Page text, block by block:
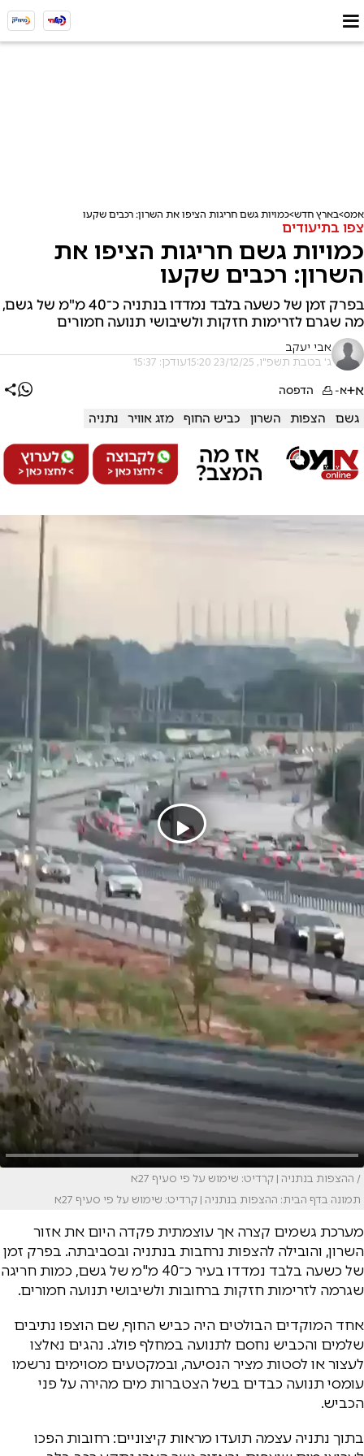
אמס בארץ חדש כמויות גשם חריגות הציפו את השרון: רכבים שקעו
צפו בתיעודים
כמויות גשם חריגות הציפו את
השרון: רכבים שקעו
בפרק זמן של כשעה בלבד נמדדו בנתניה כ־40 מ"מ של גשם,
מה שגרם לזרימות חזקות ולשיבושי תנועה חמורים
אבי יעקב
ג' בטבת תשפ"ו, 23/12/25 15:20 עודכן: 15:37
א+א- הדפסה
גשם הצפות השרון כביש החוף מזג אוויר נתניה
/ ההצפות בנתניה | קרדיט: שימוש על פי סעיף 27א
תמונה בדף הבית: ההצפות בנתניה | קרדיט: שימוש על פי סעיף 27א
מערכת גשמים קצרה אך עוצמתית פקדה היום את אזור
השרון, והובילה להצפות נרחבות בנתניה ובסביבתה. בפרק זמן
של כשעה בלבד נמדדו בעיר כ־40 מ"מ של גשם, כמות חריגה
שגרמה לזרימות חזקות ברחובות ולשיבושי תנועה חמורים.
אחד המוקדים הבולטים היה כביש החוף, שם הוצפו נתיבים
שלמים והכביש נחסם לתנועה במחלף פולג. נהגים נאלצו
לעצור או לסטות מציר הנסיעה, ובמקטעים מסוימים נרשמו
עומסי תנועה כבדים בשל הצטברות מים מהירה על פני
הכביש.
בתוך נתניה עצמה תועדו מראות קיצוניים: רחובות הפכו